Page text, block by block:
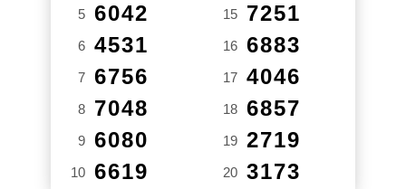
5 6042
6 4531
7 6756
8 7048
9 6080
10 6619
15 7251
16 6883
17 4046
18 6857
19 2719
20 3173